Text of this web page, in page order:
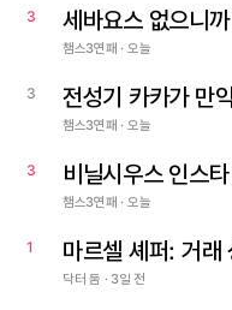
3 세바요스 없으니
챔스3연패 · 오늘
3 전성기 카카가 만
챔스3연패 · 오늘
3 비닐시우스 인스
챔스3연패 · 오늘
1 마르셀 셰퍼: 거래
닥터 둠 · 3일 전